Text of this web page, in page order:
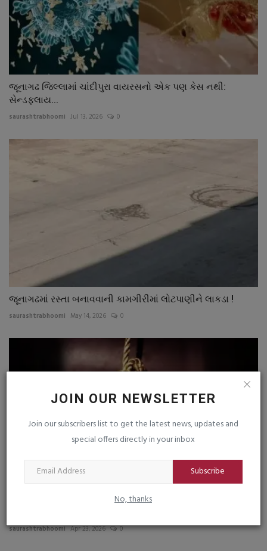
JOIN OUR NEWSLETTER
Join our subscribers list to get the latest news, updates and
special offers directly in your inbox
Subscribe
No, thanks
જૂનાગઢ જિલ્લામાં ચાંદીપુરા વાયરસનો એક પણ કેસ નથી:
સેન્ડફલાય...
saurashtrabhoomi Jul 13, 2026 0
જૂનાગઢમાં રસ્તા બનાવવાની કામગીરીમાં લોટપાણીને લાકડા !
saurashtrabhoomi May 14, 2026 0
જૂનાગઢમાં ડૉ.આંબેડકર કુમાર છાત્રાલયમાં વિદ્યાર્થીનો
saurashtrabhoomi Apr 23, 2026 0